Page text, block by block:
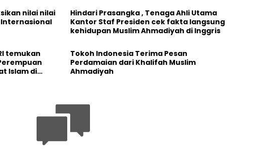
nilai nilai
Internasional
Hindari Prasangka , Tenaga Ahli Utama
Kantor Staf Presiden cek fakta langsung
kehidupan Muslim Ahmadiyah di Inggris
temukan
Islam di
Tokoh Indonesia Terima Pesan
Perdamaian dari Khalifah Muslim
Ahmadiyah